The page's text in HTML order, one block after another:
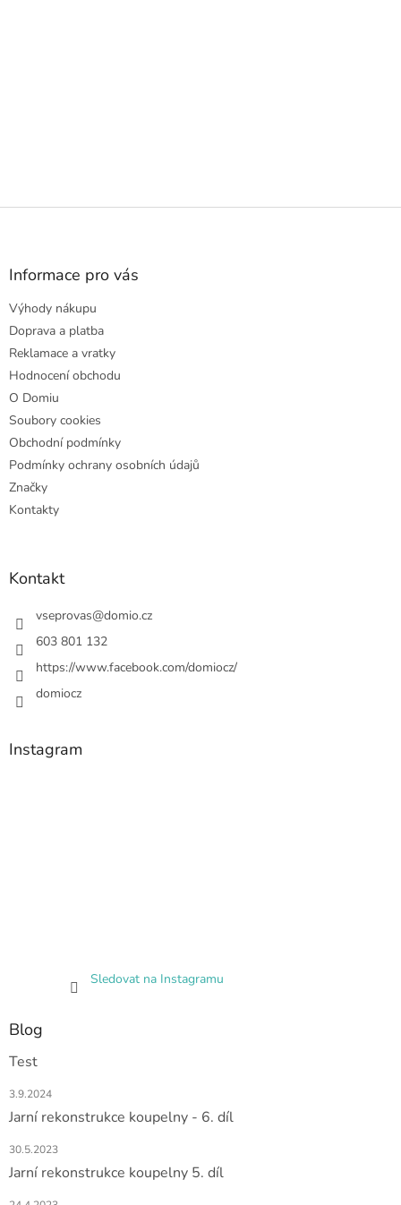
Z
Informace pro vás
Výhody nákupu
Doprava a platba
Reklamace a vratky
Hodnocení obchodu
O Domiu
Soubory cookies
Obchodní podmínky
Podmínky ochrany osobních údajů
Značky
Kontakty
Kontakt
vseprovas@domio.cz
603 801 132
https://www.facebook.com/domiocz/
domiocz
Instagram
Sledovat na Instagramu
Blog
Test
3.9.2024
Jarní rekonstrukce koupelny - 6. díl
30.5.2023
Jarní rekonstrukce koupelny 5. díl